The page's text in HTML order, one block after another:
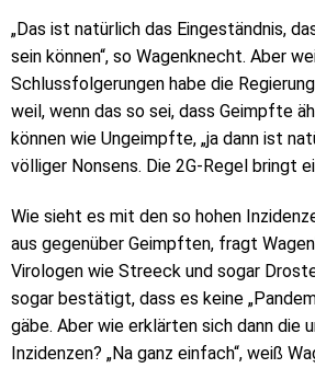
„Das ist natürlich das Eingeständnis,
sein können“, so Wagenknecht. Aber
Schlussfolgerungen habe die
weil, wenn das so sei, dass Geimpfte
können wie Ungeimpfte, „ja dann ist
völliger Nonsens. Die 2G-Regel bringt
Wie sieht es mit den so hohen
aus gegenüber Geimpften, fragt
Virologen wie Streeck und sogar
sogar bestätigt, dass es keine
gäbe. Aber wie erklärten sich dann die
Inzidenzen? „Na ganz einfach“, weiß